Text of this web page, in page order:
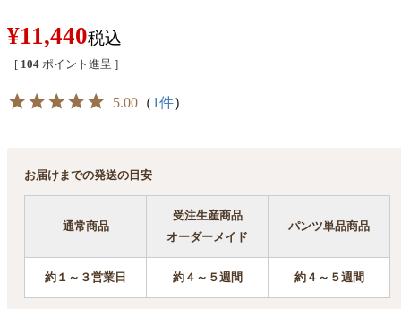
¥11,440税込
[ 104 ポイント進呈 ]
5.00 （1件）
お届けまでの発送の目安
通常商品
受注生産商品
オーダーメイド
パンツ単品商品
約１～３営業日 約４～５週間 約４～５週間